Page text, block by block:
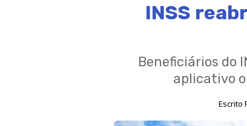
INSS
Beneficiários do
aplicativo
Escrito